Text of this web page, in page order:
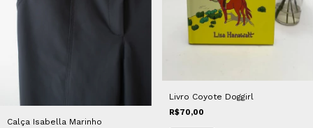
Calça Isabella Marinho
Livro Coyote Doggirl
R$70,00